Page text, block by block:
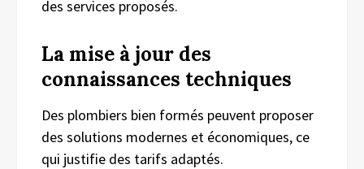
des services proposés.
La mise à jour des
connaissances techniques
Des plombiers bien formés peuvent proposer
des solutions modernes et économiques, ce
qui justifie des tarifs adaptés.